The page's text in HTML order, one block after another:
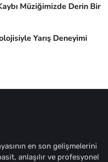
Müziğimizde Derin Bir
Yarış Deneyimi
en son gelişmelerini
anlaşılır ve profesyonel